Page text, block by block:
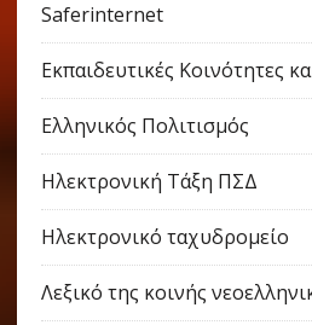
Saferinternet
Εκπαιδευτικές Κοινότητες
Ελληνικός Πολιτισμός
Ηλεκτρονική Τάξη ΠΣΔ
Ηλεκτρονικό ταχυδρομείο
Λεξικό της κοινής